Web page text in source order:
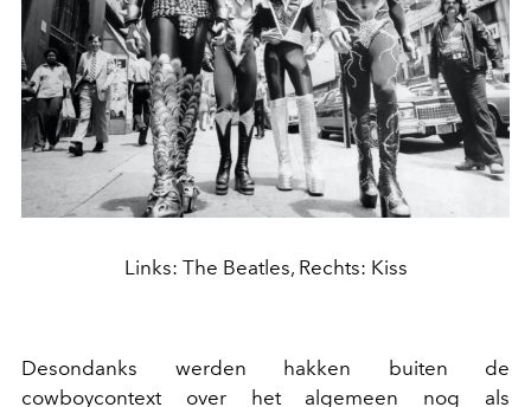
Links: The Beatles, Rechts: Kiss
Desondanks werden hakken buiten de
cowboycontext over het algemeen nog als